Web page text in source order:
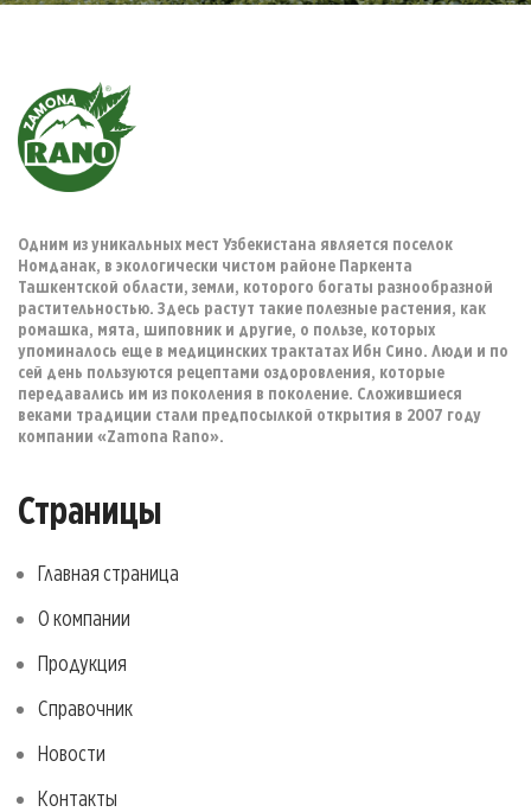
Одним из уникальных мест Узбекистана является поселок
Номданак, в экологически чистом районе Паркента
Ташкентской области, земли, которого богаты разнообразной
растительностью. Здесь растут такие полезные растения, как
ромашка, мята, шиповник и другие, о пользе, которых
упоминалось еще в медицинских трактатах Ибн Сино. Люди и по
сей день пользуются рецептами оздоровления, которые
передавались им из поколения в поколение. Сложившиеся
веками традиции стали предпосылкой открытия в 2007 году
компании «Zamona Rano».
Страницы
Главная страница
О компании
Продукция
Справочник
Новости
Контакты